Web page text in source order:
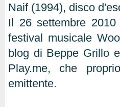
Naif (1994), disco
Il 26 settembre
festival musicale
blog di Beppe Grillo
Play.me, che
emittente.